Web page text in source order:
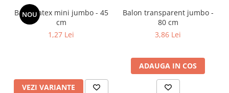
NOU
Balon latex mini jumbo - 45
cm
1,27 Lei
VEZI VARIANTE
Balon transparent jumbo -
80 cm
3,86 Lei
ADAUGA IN COS